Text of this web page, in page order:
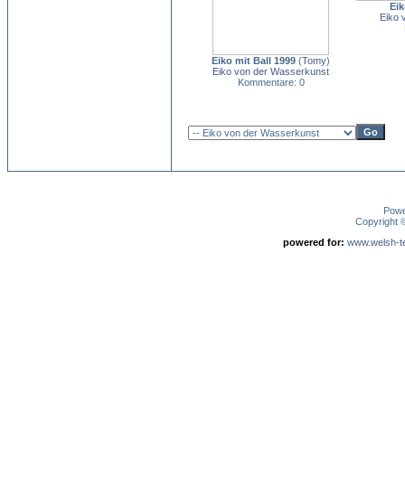
Eiko mit Ball 1999 (Tomy)
Eiko von der Wasserkunst
Kommentare: 0
Eiko
Copyright
powered for: www.welsh-